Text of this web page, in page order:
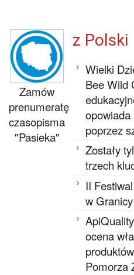
Zamów
prenumeratę
czasopisma
"Pasieka"
z Polski
Wielki
Bee Wild
opowiada
poprzez
Zostały
trzech
II
w Granicy
ocena
Pomorza